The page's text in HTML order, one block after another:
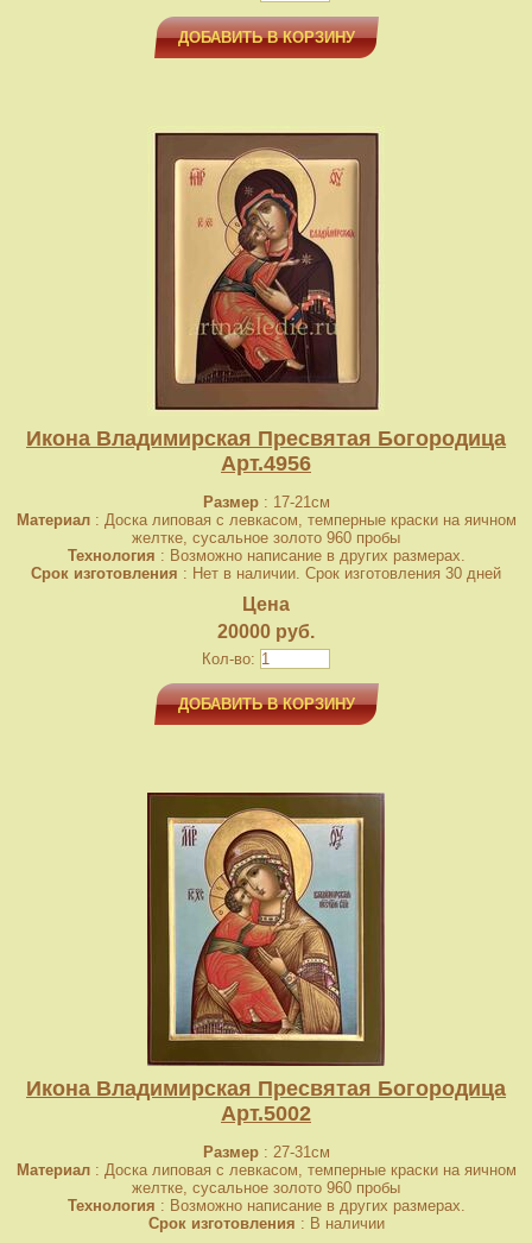
ДОБАВИТЬ В КОРЗИНУ
Икона Владимирская Пресвятая Богородица
Арт.4956
Размер: 17-21см
Материал: Доска липовая с левкасом, темперные краски на яичном
желтке, сусальное золото 960 пробы
Технология : Возможно написание в других размерах.
Срок изготовления : Нет в наличии. Срок изготовления 30 дней
Цена
20000 руб.
Кол-во:
ДОБАВИТЬ В КОРЗИНУ
Икона Владимирская Пресвятая Богородица
Арт.5002
Размер: 27-31см
Материал: Доска липовая с левкасом, темперные краски на яичном
желтке, сусальное золото 960 пробы
Технология : Возможно написание в других размерах.
Срок изготовления : В наличии